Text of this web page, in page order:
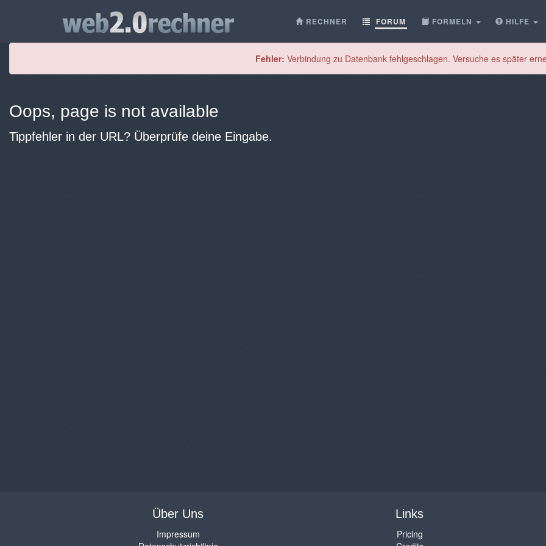
RECHNER FORUM FORMELN HILFE
Fehler: Verbindung zu Datenbank fehlgeschlagen. Versuche es später
Oops, page is not available
Tippfehler in der URL? Überprüfe deine Eingabe.
Über Uns
Impressum
Links
Pricing